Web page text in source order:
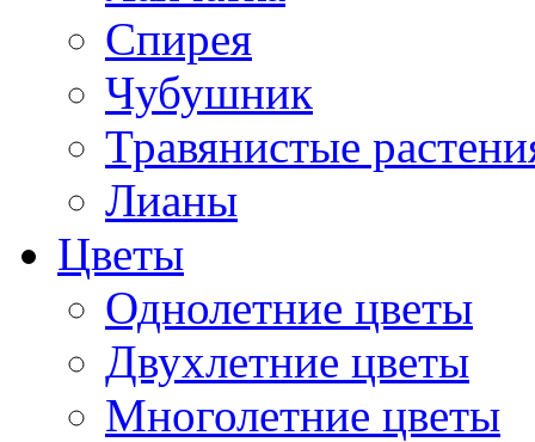
Спирея
Чубушник
Травянистые
Лианы
Цветы
Однолетние цветы
Двухлетние цветы
Многолетние цветы